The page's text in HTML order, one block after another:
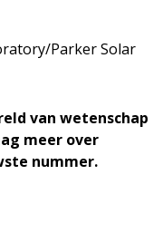
Parker Solar
van wetenschap
meer over
nummer.